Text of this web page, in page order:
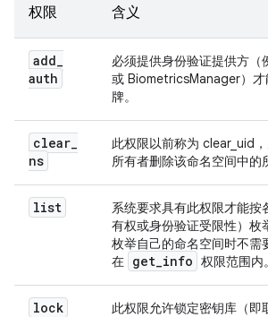
权限 含义
add_
auth
必须提供身份验证提供方
或 BiometricsManager）
牌。
clear_
ns
此权限以前称为 clear_uid
所有者删除该命名空间中的
list
系统要求具有此权限才能按
有权或身份验证受限性）枚
枚举自己的命名空间时不需
在 get_info 权限范围内。
lock
此权限允许锁定密钥库（即